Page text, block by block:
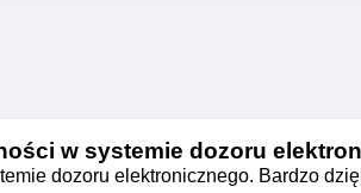
w systemie dozoru
dozoru elektronicznego. Bardzo